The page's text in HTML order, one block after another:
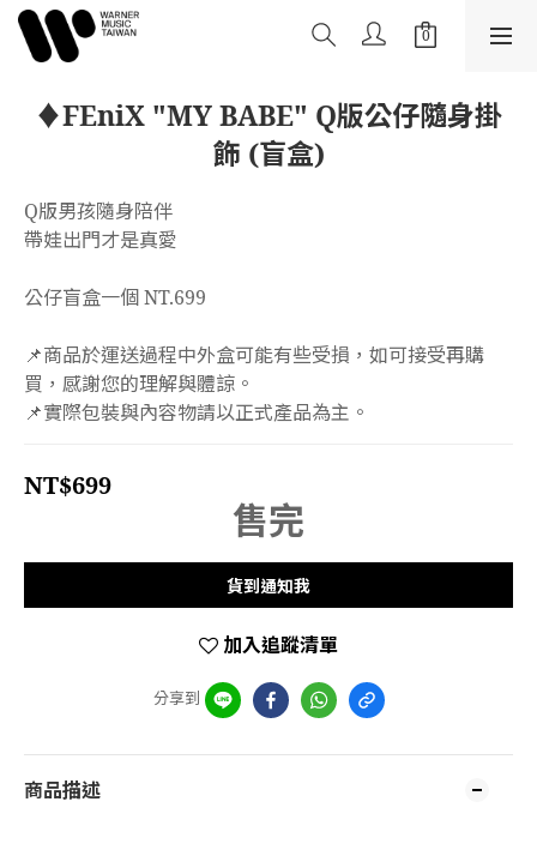
♦️FEniX "MY BABE" Q版公仔隨身掛
飾 (盲盒)
Q版男孩隨身陪伴
帶娃出門才是真愛
公仔盲盒一個 NT.699
📌商品於運送過程中外盒可能有些受損，如可接受再購
買，感謝您的理解與體諒。
📌實際包裝與內容物請以正式產品為主。
NT$699
售完
貨到通知我
加入追蹤清單
分享到
商品描述